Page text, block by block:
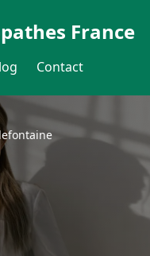
France
Contact